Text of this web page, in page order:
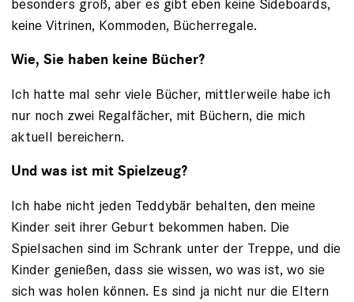
besonders groß, aber es gibt eben keine Sideboards,
keine Vitrinen, Kommoden, Bücherregale.
Wie, Sie haben keine Bücher?
Ich hatte mal sehr viele Bücher, mittler­weile habe ich
nur noch zwei Regalfächer, mit Büchern, die mich
aktuell bereichern.
Und was ist mit Spielzeug?
Ich habe nicht jeden Teddybär behalten, den meine
Kinder seit ihrer Geburt be­kommen haben. Die
Spielsachen sind im Schrank unter der Treppe, und die
Kinder genießen, dass sie wissen, wo was ist, wo sie
sich was holen können. Es sind ja nicht nur die Eltern